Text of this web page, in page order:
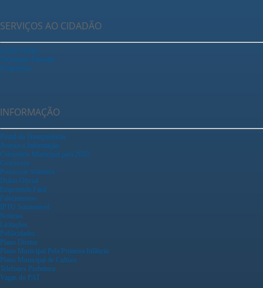
SERVIÇOS AO CIDADÃO
Ganha Tempo
Tributação Fazenda
Urbanismo
INFORMAÇÃO
Portal da Transparência
Acesso a Informação
Calendário Municipal para 2025
Concursos
Processos Seletivos
Diário Oficial
Empreenda Fácil
Falecimentos
IPTU Sustentável
Notícias
Licitações
Publicidades
Plano Diretor
Plano Municipal Pela Primeira Infância
Plano Municipal de Cultura
Telefones Prefeitura
Vagas do PAT